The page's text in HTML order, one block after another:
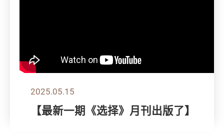
2025.05.15
【最新一期《选择》月刊出版了】